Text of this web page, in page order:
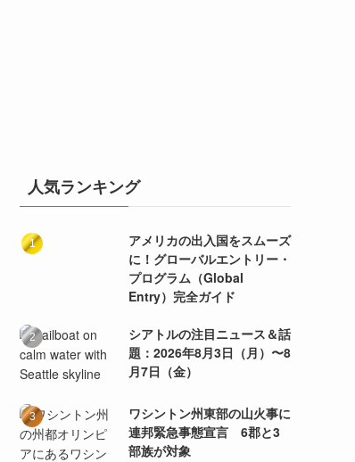
人気ランキング
アメリカの出入国をスムーズ
に！グローバルエントリー・
プログラム（Global
Entry）完全ガイド
シアトルの注目ニュース＆話
題：2026年8月3日（月）〜8
月7日（金）
ワシントン州東部の山火事に
連邦緊急事態宣言 6郡と3
部族が対象